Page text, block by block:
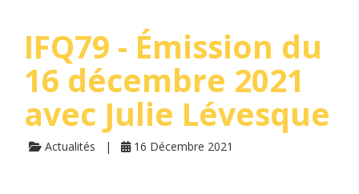
IFQ79 - Émission du
16 décembre 2021
avec Julie Lévesque
Actualités 16 Décembre 2021